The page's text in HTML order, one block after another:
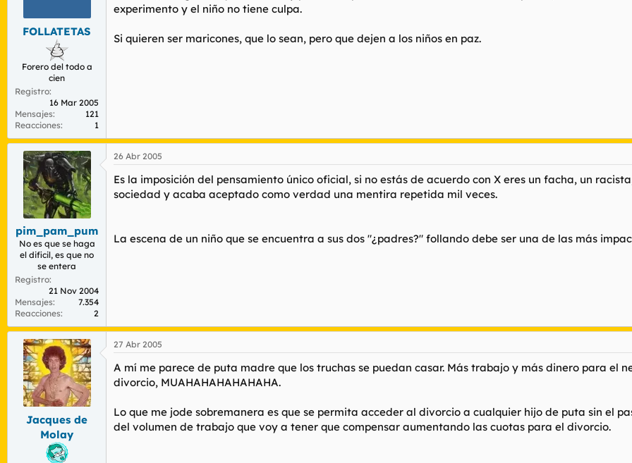
d
e
e
a
FOLLATETAS
Forero del todo a
cien
Registro
16 Mar 2005
Mensajes
121
Reacciones
1
experimento y el niño no tiene culpa.
Si quieren ser maricones, que lo sean, pero que dejen a los niños en paz.
pim_pam_pum
No es que se haga
el dificil, es que no
se entera
Registro
21 Nov 2004
Mensajes
7.354
Reacciones
2
26 Abr 2005
Es la imposición del pensamiento único oficial, si no estás de acuerdo con X eres un facha, un
sociedad y acaba aceptado como verdad una mentira repetida mil veces.
La escena de un niño que se encuentra a sus dos "¿padres?" follando debe ser una de las más
Jacques de
Molay
27 Abr 2005
A mí me parece de puta madre que los truchas se puedan casar. Más trabajo y más dinero para el
divorcio, MUAHAHAHAHAHAHA.
Lo que me jode sobremanera es que se permita acceder al divorcio a cualquier hijo de puta sin el
del volumen de trabajo que voy a tener que compensar aumentando las cuotas para el divorcio.